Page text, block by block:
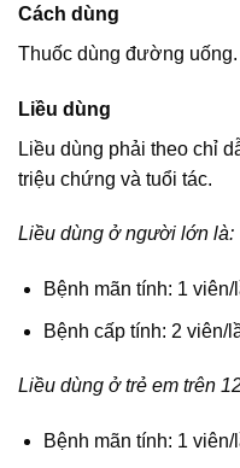
Cách dùng
Thuốc dùng đường uống.
Liều dùng
Liều dùng phải theo chỉ
triệu chứng và tuổi tác.
Liều dùng ở người lớn là:
Bệnh mãn tính: 1
Bệnh cấp tính: 2 viên/
Liều dùng ở trẻ em trên
Bệnh mãn tính: 1